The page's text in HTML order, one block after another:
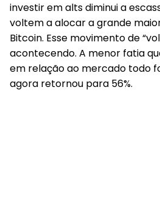
investir em alts diminui a
voltem a alocar a grande
Bitcoin. Esse movimento de
acontecendo. A menor fatia
em relação ao mercado todo
agora retornou para 56%.